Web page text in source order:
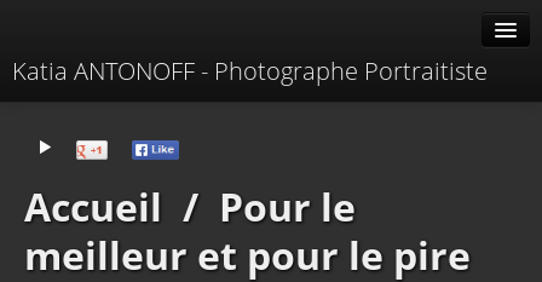
Katia ANTONOFF - Photographe Portraitiste
Livre d'or
À propos
Contacter
Accueil / Pour le
meilleur et pour le pire